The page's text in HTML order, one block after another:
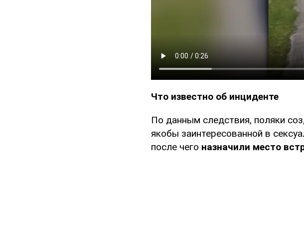
Что известно об инциденте
По данным следствия, поляки
якобы заинтересованной в
после чего назначили место